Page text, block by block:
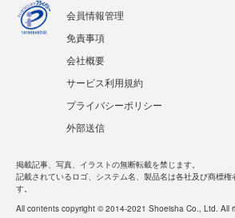
会員情報管理
免責事項
会社概要
サービス利用規約
プライバシーポリシー
外部送信
掲載記事、写真、イラストの無断転載を禁じます。
記載されているロゴ、システム名、製品名は各社及び商標
す。
All contents copyright © 2014-2021 Shoeisha Co., Ltd. All